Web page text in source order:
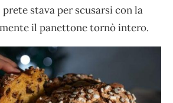
stava per scusarsi con la
il panettone tornò intero.